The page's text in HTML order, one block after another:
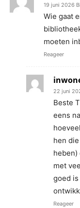
19 juni 2026
Wie gaat
moeten
Reageer
22 juni
Beste
eens
hen
heben)
met
goed
Reageer